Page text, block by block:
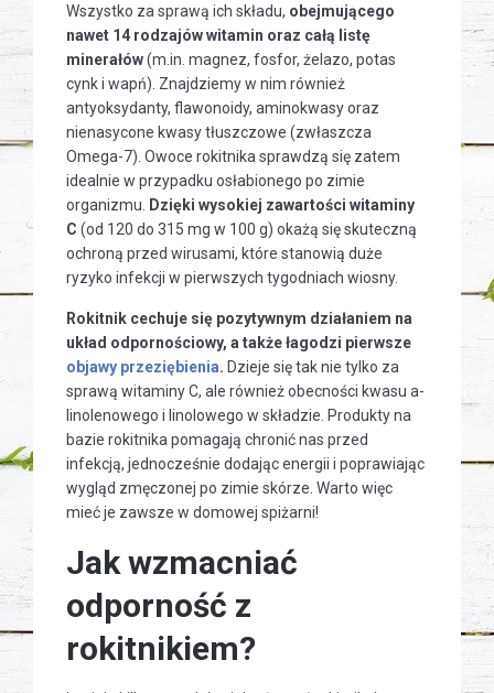
Wszystko za sprawą ich składu, obejmującego
nawet 14 rodzajów witamin oraz całą listę
minerałów(m.in. magnez, fosfor, żelazo, potas
cynk i wapń). Znajdziemy w nim również
antyoksydanty, flawonoidy, aminokwasy oraz
nienasycone kwasy tłuszczowe (zwłaszcza
Omega-7). Owoce rokitnika sprawdzą się zatem
idealnie w przypadku osłabionego po zimie
organizmu.
Dzięki wysokiej zawartości witaminy
C (od 120 do 315 mg w 100 g) okażą się skuteczną
ochroną przed wirusami, które stanowią duże
ryzyko infekcji w pierwszych tygodniach wiosny.
Rokitnik cechuje się pozytywnym działaniem na
układ odpornościowy, a także łagodzi pierwsze
objawy przeziębienia. Dzieje się tak nie tylko za
sprawą witaminy C, ale również obecności kwasu a-
linolenowego i linolowego w składzie. Produkty na
bazie rokitnika pomagają chronić nas przed
infekcją, jednocześnie dodając energii i poprawiając
wygląd zmęczonej po zimie skórze. Warto więc
mieć je zawsze w domowej spiżarni!
Jak wzmacniać
odporność z
rokitnikiem?